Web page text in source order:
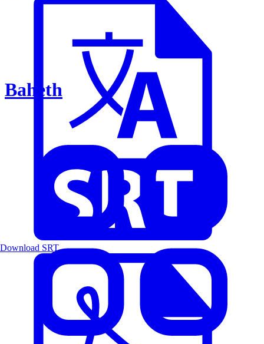
Baheth
Download SRT